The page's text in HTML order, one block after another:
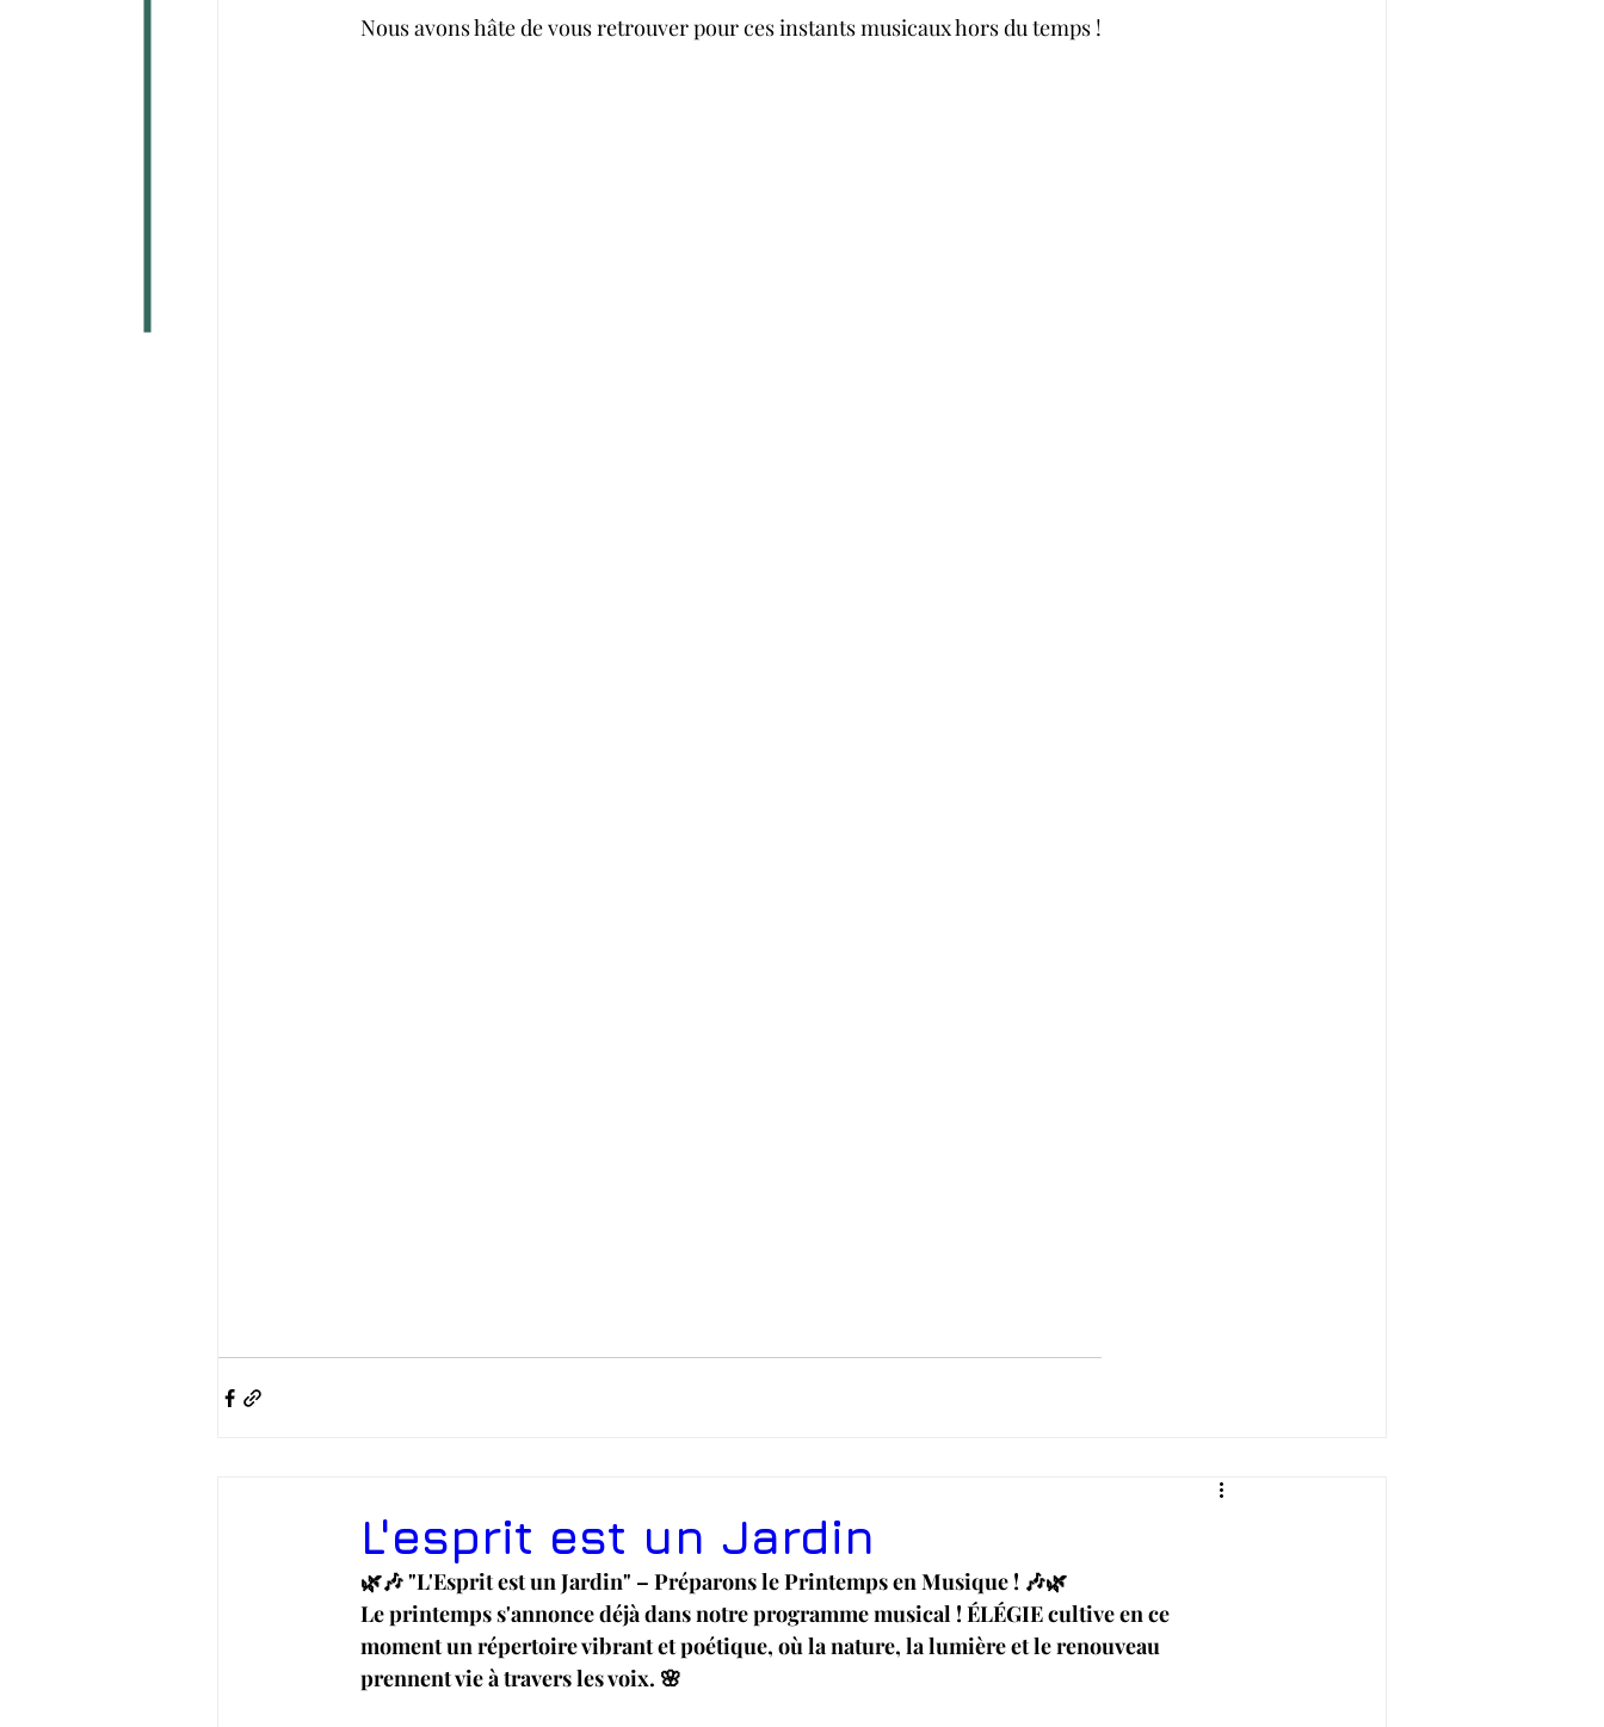
Nous avons hâte de vous retrouver pour ces instants musicaux hors du temps !
L'esprit est un Jardin
🌿🎶 "L'Esprit est un Jardin" – Préparons le Printemps en Musique ! 🎶🌿
Le printemps s'annonce déjà dans notre programme musical ! ÉLÉGIE cultive en ce
moment un répertoire vibrant et poétique, où la nature, la lumière et le renouveau
prennent vie à travers les voix. 🌸